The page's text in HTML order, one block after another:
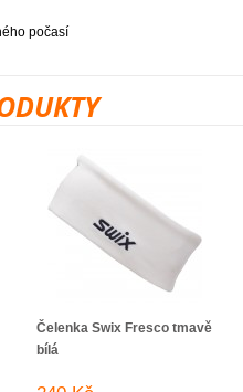
počasí
Čelenka Swix Fresco tmavě
bílá